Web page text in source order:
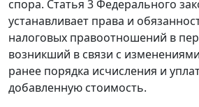
спора. Статья 3Федерального
устанавливает права и
налоговых правоотношений в
возникший в связи с
ранее порядка исчисления и
добавленную стоимость.